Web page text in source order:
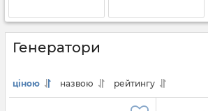
Генератори
ціною назвою рейтингу